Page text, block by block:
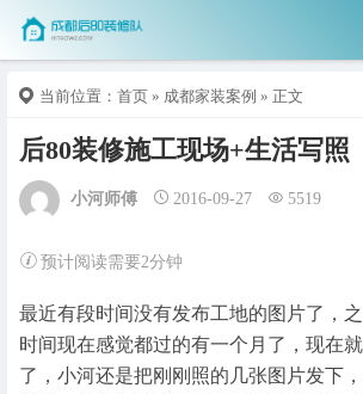
当前位置： 首页 » 成都家装案例 » 正文
后80装修施工现场+生活写照
小河师傅 2016-09-27 5519
预计阅读需要2分钟
最近有段时间没有发布工地的图片了，
时间现在感觉都过的有一个月了，现在
了，小河还是把刚刚照的几张图片发下